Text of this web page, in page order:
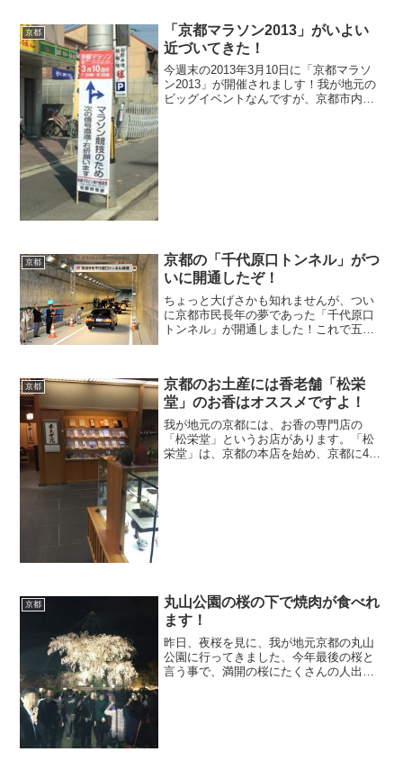
京都
「京都マラソン2013」がいよい
近づいてきた！
今週末の2013年3月10日に「京都マラソ
ン2013」が開催されましす！我が地元の
ビッグイベントなんですが、京都市内は
京都
京都の「千代原口トンネル」がつ
いに開通したぞ！
ちょっと大げさかも知れませんが、つい
に京都市民長年の夢であった「千代原口
トンネル」が開通しました！これで五条
所ですが、ここがようやく...
京都
京都のお土産には香老舗「松栄
堂」のお香はオススメですよ！
我が地元の京都には、お香の専門店の
「松栄堂」というお店があります。「松
栄堂」は、京都の本店を始め、京都に4店
京都
丸山公園の桜の下で焼肉が食べれ
ます！
昨日、夜桜を見に、我が地元京都の丸山
公園に行ってきました、今年最後の桜と
言う事で、満開の桜にたくさんの人出で